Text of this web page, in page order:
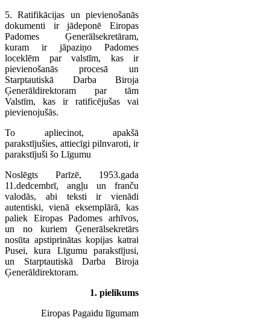
5. Ratifikācijas un pievienošanās
dokumenti ir jādeponē Eiropas
Padomes Ģenerālsekretāram,
kuram ir jāpaziņo Padomes
loceklēm par valstīm, kas ir
pievienošanās procesā un
Starptautiskā Darba Biroja
Ģenerāldirektoram par tām
Valstīm, kas ir ratificējušas vai
pievienojušās.
To apliecinot, apakšā
parakstījušies, attiecīgi pilnvaroti, ir
parakstījuši šo Līgumu
Noslēgts Parīzē, 1953.gada
11.dedcembrī, angļu un franču
valodās, abi teksti ir vienādi
autentiski, vienā eksemplārā, kas
paliek Eiropas Padomes arhīvos,
un no kuriem Ģenerālsekretārs
nosūta apstiprinātas kopijas katrai
Pusei, kura Līgumu parakstījusi,
un Starptautiskā Darba Biroja
Ģenerāldirektoram.
1. pielikums
Eiropas Pagaidu līgumam